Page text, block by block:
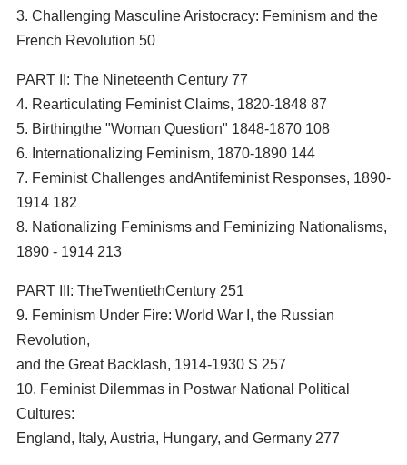
3. Challenging Masculine Aristocracy: Feminism and the
French Revolution 50
PART II: The Nineteenth Century 77
4. Rearticulating Feminist Claims, 1820-1848 87
5. Birthingthe "Woman Question" 1848-1870 108
6. Internationalizing Feminism, 1870-1890 144
7. Feminist Challenges andAntifeminist Responses, 1890-
1914 182
8. Nationalizing Feminisms and Feminizing Nationalisms,
1890 - 1914 213
PART III: TheTwentiethCentury 251
9. Feminism Under Fire: World War I, the Russian
Revolution,
and the Great Backlash, 1914-1930 S 257
10. Feminist Dilemmas in Postwar National Political
Cultures:
England, Italy, Austria, Hungary, and Germany 277